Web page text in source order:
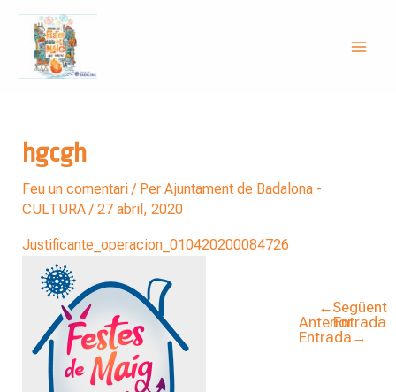
Vés
contingut
hgcgh
Feu un comentari / Per Ajuntament de Badalona -
CULTURA/27 abril, 2020
Justificante_operacion_010420200084726
←
Anterior
Entrada
Següent
Entrada
→